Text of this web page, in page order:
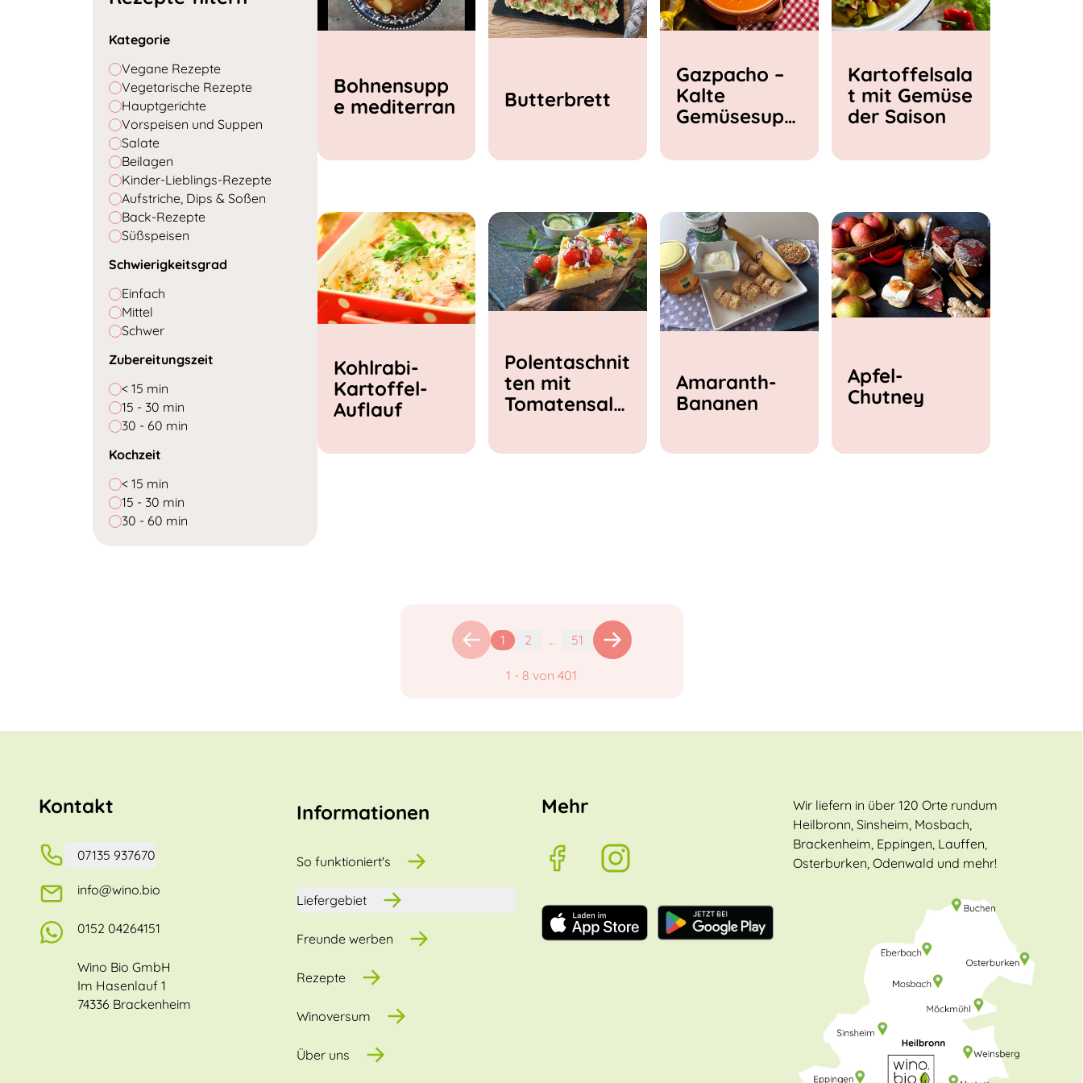
Kategorie
Vegane Rezepte
Vegetarische Rezepte
Hauptgerichte
Vorspeisen und Suppen
Salate
Beilagen
Kinder-Lieblings-Rezepte
Aufstriche, Dips & Soßen
Back-Rezepte
Süßspeisen
Schwierigkeitsgrad
Einfach
Mittel
Schwer
Zubereitungszeit
< 15 min
15 - 30 min
30 - 60 min
Kochzeit
< 15 min
15 - 30 min
30 - 60 min
Bohnensupp
e mediterran
Butterbrett
Gazpacho –
Kalte
Gemüsesupp
Kartoffelsala
t mit Gemüse
der Saison
Kohlrabi-
Kartoffel-
Auflauf
Polentaschnit
ten mit
Tomatensala
Amaranth-
Bananen
Apfel-
Chutney
1 2 ... 51
1 - 8 von 401
Kontakt
07135 937670
info@wino.bio
0152 04264151
Wino Bio GmbH
Im Hasenlauf 1
74336 Brackenheim
Informationen
So funktioniert's
Liefergebiet
Freunde werben
Rezepte
Winoversum
Über uns
Mehr
Wir liefern in über 120 Orte rundum
Heilbronn, Sinsheim, Mosbach,
Brackenheim, Eppingen, Lauffen,
Osterburken, Odenwald und mehr!